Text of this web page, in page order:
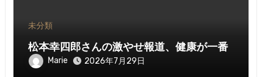
未分類
松本幸四郎さんの激やせ報道、健康が一番
Marie 2026年7月29日